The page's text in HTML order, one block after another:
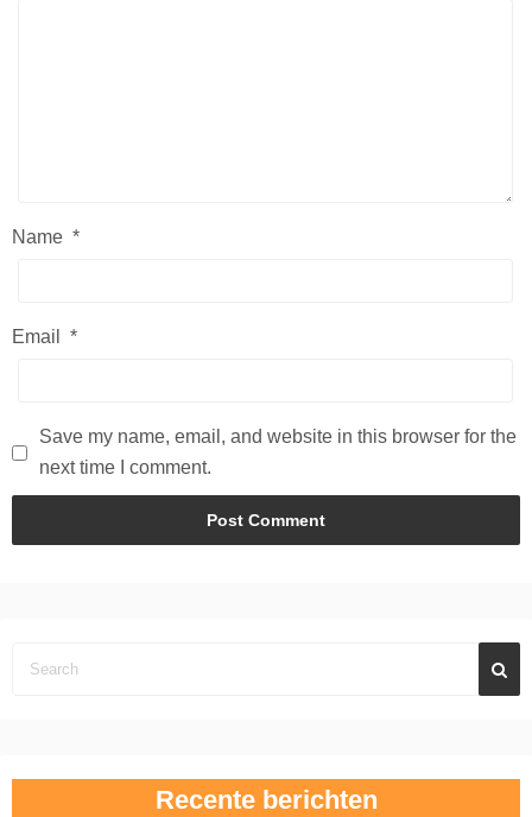
Name *
Email *
Save my name, email, and website in this browser for the
next time I comment.
Recente berichten